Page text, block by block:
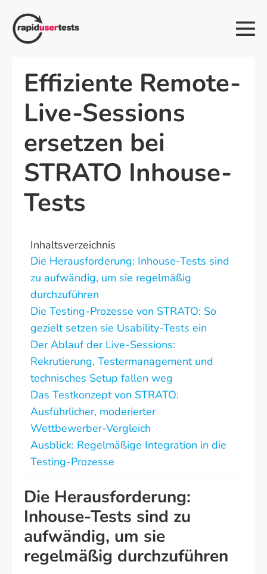
Inhalt
springen
Effiziente Remote-
Live-Sessions
ersetzen bei
STRATO Inhouse-
Tests
Inhaltsverzeichnis
Die Herausforderung: Inhouse-Tests sind
zu aufwändig, um sie regelmäßig
durchzuführen
Die Testing-Prozesse von STRATO: So
gezielt setzen sie Usability-Tests ein
Der Ablauf der Live-Sessions:
Rekrutierung, Testermanagement und
technisches Setup fallen weg
Das Testkonzept von STRATO:
Ausführlicher, moderierter
Wettbewerber-Vergleich
Ausblick: Regelmäßige Integration in die
Testing-Prozesse
Die Herausforderung:
Inhouse-Tests sind zu
aufwändig, um sie
regelmäßig durchzuführen